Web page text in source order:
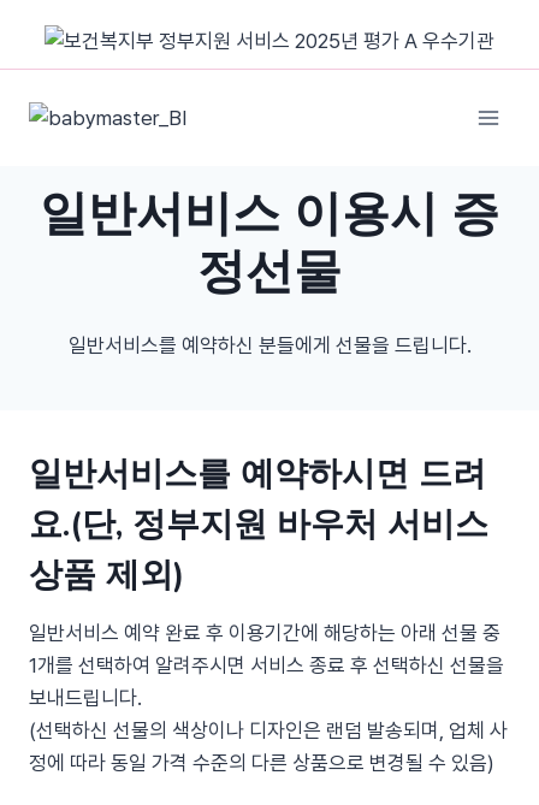
일반서비스 이용시 증
정선물
일반서비스를 예약하신 분들에게 선물을 드립니다.
일반서비스를 예약하시면 드려
요.(단, 정부지원 바우처 서비스
상품 제외)
일반서비스 예약 완료 후 이용기간에 해당하는 아래 선물 중
1개를 선택하여 알려주시면 서비스 종료 후 선택하신 선물을
보내드립니다.
(선택하신 선물의 색상이나 디자인은 랜덤 발송되며, 업체 사
정에 따라 동일 가격 수준의 다른 상품으로 변경될 수 있음)